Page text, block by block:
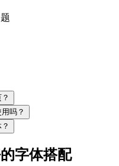
吗？
字体搭配